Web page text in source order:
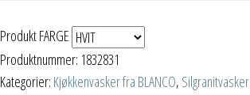
Produkt FARGE
Produktnummer: 1832831
Kategorier: Kjøkkenvasker fra BLANCO, Silgranitvasker